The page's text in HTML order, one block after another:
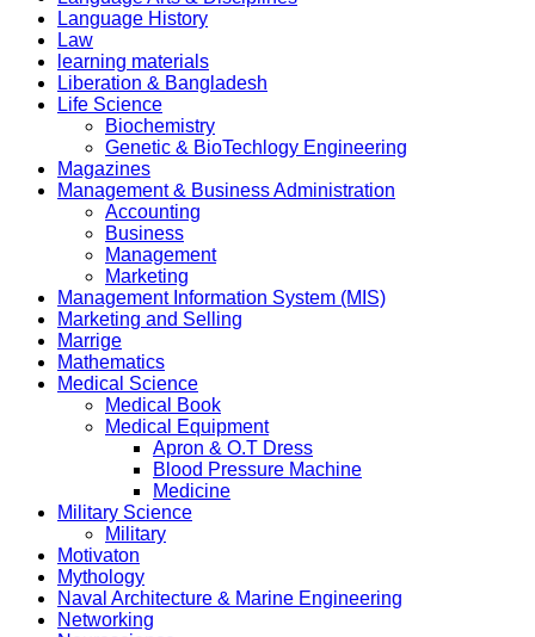
Language History
Law
learning materials
Liberation & Bangladesh
Life Science
Biochemistry
Genetic & BioTechlogy Engineering
Magazines
Management & Business Administration
Accounting
Business
Management
Marketing
Management Information System (MIS)
Marketing and Selling
Marrige
Mathematics
Medical Science
Medical Book
Medical Equipment
Apron & O.T Dress
Blood Pressure Machine
Medicine
Military Science
Military
Motivaton
Mythology
Naval Architecture & Marine Engineering
Networking